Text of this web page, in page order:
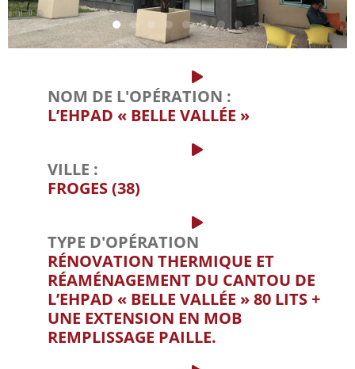
NOM DE L'OPÉRATION :
L’EHPAD « BELLE VALLÉE »
VILLE :
FROGES (38)
TYPE D'OPÉRATION
RÉNOVATION THERMIQUE ET
RÉAMÉNAGEMENT DU CANTOU DE
L’EHPAD « BELLE VALLÉE » 80 LITS +
UNE EXTENSION EN MOB
REMPLISSAGE PAILLE.